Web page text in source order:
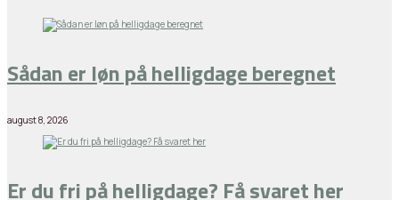
Sådan er løn på helligdage beregnet
august 8, 2026
Er du fri på helligdage? Få svaret her